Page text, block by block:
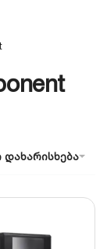
დახარისხება